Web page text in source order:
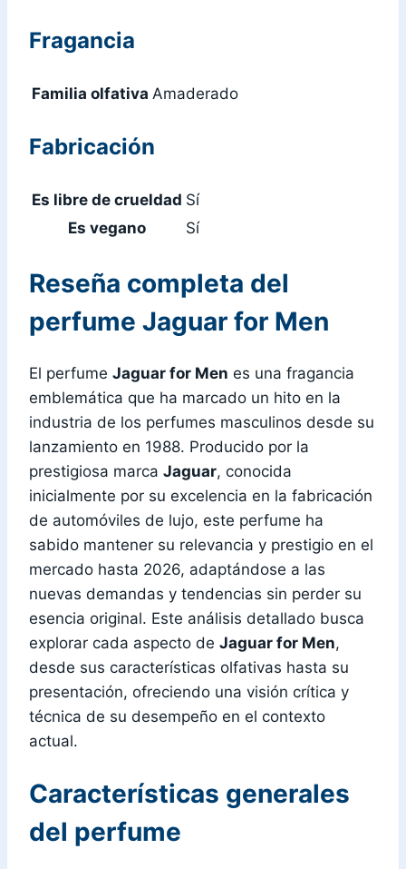
Fragancia
Familia olfativa Amaderado
Fabricación
Es libre de crueldad Sí
Es vegano
Sí
Reseña completa del
perfume Jaguar for Men
El perfume Jaguar for Men es una fragancia
emblemática que ha marcado un hito en la
industria de los perfumes masculinos desde su
lanzamiento en 1988. Producido por la
prestigiosa marca Jaguar, conocida
inicialmente por su excelencia en la fabricación
de automóviles de lujo, este perfume ha
sabido mantener su relevancia y prestigio en el
mercado hasta 2026, adaptándose a las
nuevas demandas y tendencias sin perder su
esencia original. Este análisis detallado busca
explorar cada aspecto de Jaguar for Men,
desde sus características olfativas hasta su
presentación, ofreciendo una visión crítica y
técnica de su desempeño en el contexto
actual.
Características generales
del perfume